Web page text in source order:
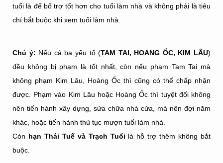
tuổi là để bổ trợ tốt hơn cho tuổi làm nhà và không phải là tiêu
chí bắt buộc khi xem tuổi làm nhà.
Chú ý: Nếu cả ba yếu tố (TAM TAI, HOANG ỐC, KIM LÂU)
đều không bị phạm là tốt nhất, còn nếu phạm Tam Tai mà
không phạm Kim Lâu, Hoàng Ốc thì cũng có thể chấp nhận
được. Phạm vào Kim Lâu hoặc Hoàng Ốc thì tuyệt đối không
nên tiến hành xây dựng, sửa chữa nhà cửa, mà nên đợi năm
khác, hoặc tiến hành thủ tục mượn tuổi làm nhà.
Còn hạn Thái Tuế và Trạch Tuổi là hỗ trợ thêm không bắt
buộc.